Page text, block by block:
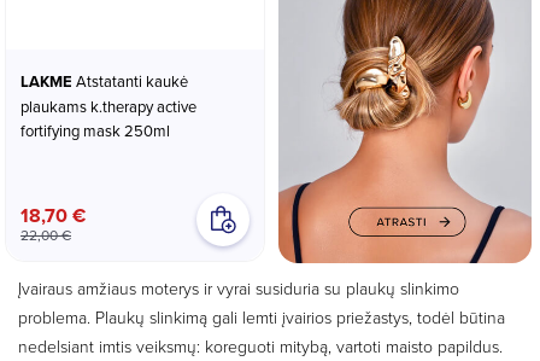
LAKME
plaukams k.therapy active
fortifying mask 250ml
18,70 €
22,00 €
Įvairaus amžiaus moterys ir vyrai susiduria su plaukų slinkimo
problema. Plaukų slinkimą gali lemti įvairios priežastys, todėl būtina
nedelsiant imtis veiksmų: koreguoti mitybą, vartoti maisto papildus.